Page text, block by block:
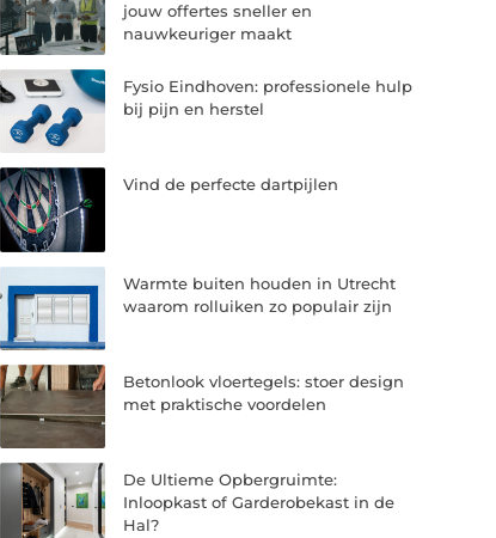
jouw offertes sneller en
nauwkeuriger maakt
Fysio Eindhoven: professionele hulp
bij pijn en herstel
Vind de perfecte dartpijlen
Warmte buiten houden in Utrecht
waarom rolluiken zo populair zijn
Betonlook vloertegels: stoer design
met praktische voordelen
De Ultieme Opbergruimte:
Inloopkast of Garderobekast in de
Hal?